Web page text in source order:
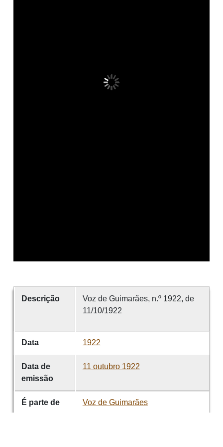
Descrição
Voz de Guimarães, n.º 1922, de
11/10/1922
Data 1922
Data de
emissão
11 outubro 1922
É parte de Voz de Guimarães